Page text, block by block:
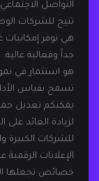
التواصل الاجتماعي
تتيح للشركات
هي توفر
جداً وفعالية
هو استثمار في
تسمح بقياس
يمكنكم تعديل
لزيادة العائد على
للشركات
الإعلانات الرقمية
خصائص تجعلها